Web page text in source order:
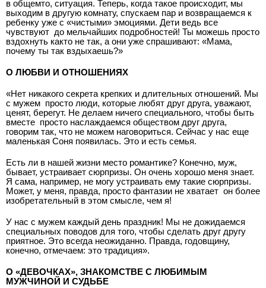
в общем­то, ситуация. Теперь, когда такое происходит, мы
выходим в другую комнату, спускаем пар и возвращаемся к
ребенку уже с «чистыми» эмоциями. Дети ведь все
чувствуют ­ до мельчайших подробностей! Ты можешь просто
вздохнуть как­то не так, а они уже спрашивают: «Мама,
почему ты так вздыхаешь?»
О ЛЮБВИ И ОТНОШЕНИЯХ
«Нет никакого секрета крепких и длительных отношений. Мы
с мужем ­ просто люди, которые любят друг друга, уважают,
ценят, берегут. Не делаем ничего специального, чтобы быть
вместе ­ просто наслаждаемся обществом друг друга,
говорим так, что не можем наговориться. Сейчас у нас еще
маленькая Соня появилась. Это и есть семья.
Есть ли в нашей жизни место романтике? Конечно, муж,
бывает, устраивает сюрпризы. Он очень хорошо меня знает.
Я сама, например, не могу устраивать ему такие сюрпризы.
Может, у меня, правда, просто фантазии не хватает ­ он более
изобретательный в этом смысле, чем я!
У нас с мужем каждый день праздник! Мы не дожидаемся
специальных поводов для того, чтобы сделать друг другу
приятное. Это всегда неожиданно. Правда, годовщину,
конечно, отмечаем: это традиция».
О «ДЕВОЧКАХ», ЗНАКОМСТВЕ С ЛЮБИМЫМ
МУЖЧИНОЙ И СУДЬБЕ